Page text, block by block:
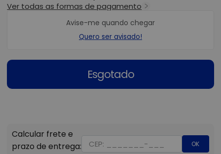
Ver todas as formas de pagamento
Esgotado
Avise-me quando chegar
Quero ser avisado!
OK